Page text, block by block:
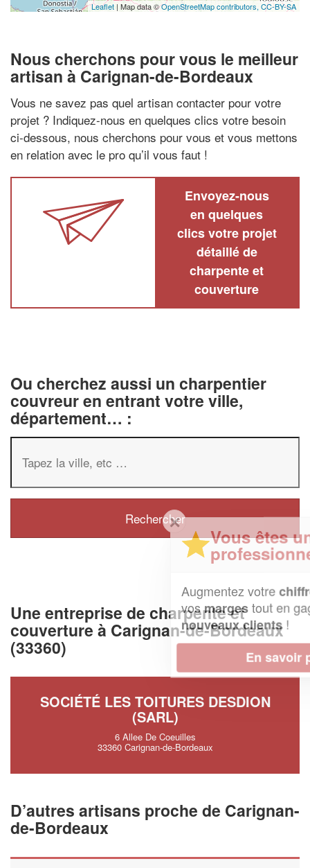
Leaflet | Map data ©OpenStreetMap contributors, CC-BY-SA
Nous cherchons pour vous le meilleur
artisan à Carignan-de-Bordeaux
Vous ne savez pas quel artisan contacter pour votre
projet ? Indiquez-nous en quelques clics votre besoin
ci-dessous, nous cherchons pour vous et vous mettons
en relation avec le pro qu’il vous faut !
Envoyez-nous
en quelques
clics votre projet
détaillé de
charpente et
couverture
Ou cherchez aussi un charpentier
couvreur en entrant votre ville,
département… :
Une entreprise de charpente et
couverture à Carignan-de-Bordeaux
(33360)
SOCIÉTÉ LES TOITURES DESDION
(SARL)
6 Allee De Coeuilles
33360 Carignan-de-Bordeaux
D’autres artisans proche de Carignan-
de-Bordeaux
Vous êtes un
professionnel ?
Augmentez votrechiffre d'affaireset
vosmargestout en gagnant de
nouveaux clients!